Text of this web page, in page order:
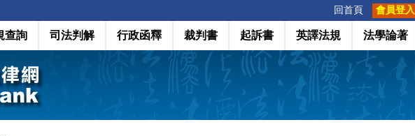
回首頁 會員登入
查詢 司法判解 行政函釋 裁判書 起訴書 英譯法規 法學論著